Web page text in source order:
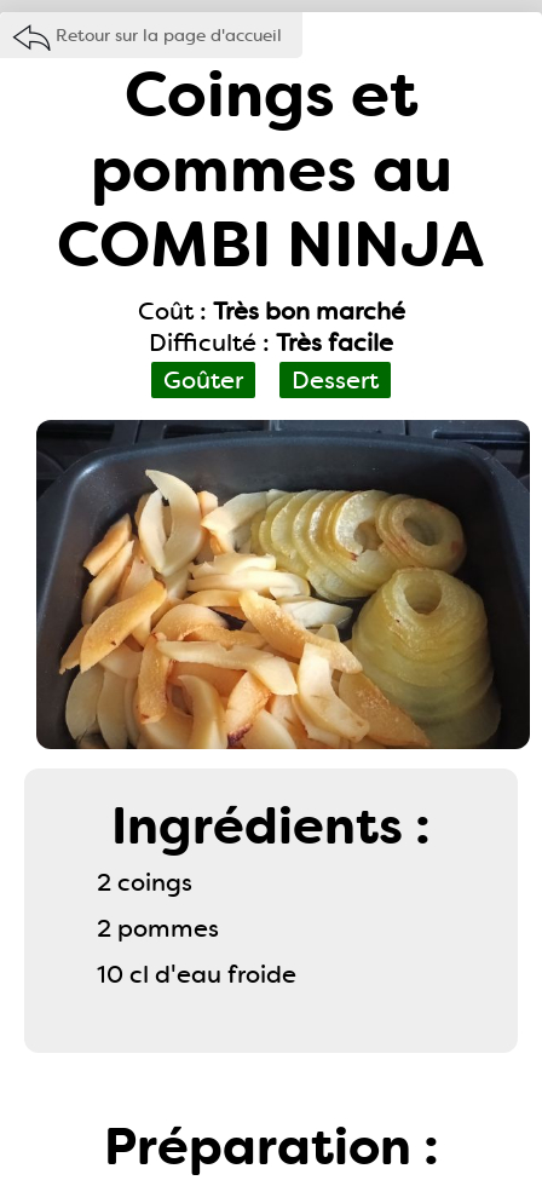
Retour sur la page d'accueil
Coings et
pommes au
COMBI NINJA
Coût : Très bon marché
Difficulté : Très facile
Goûter
Dessert
Ingrédients :
2 coings
2 pommes
10 cl d'eau froide
Préparation :